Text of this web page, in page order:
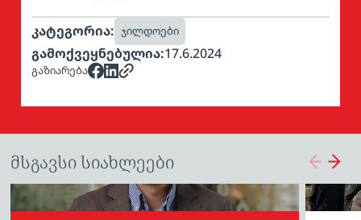
კატეგორია: ჯილდოები
გამოქვეყნებულია:17.6.2024
გაზიარება
მსგავსი სიახლეები